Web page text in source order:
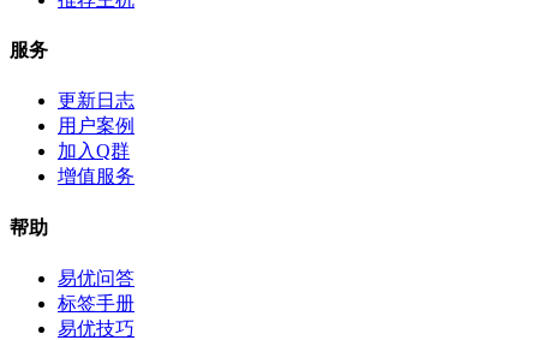
服务
更新日志
用户案例
加入Q群
增值服务
帮助
易优问答
标签手册
易优技巧